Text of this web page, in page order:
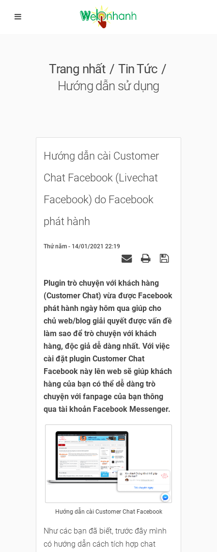
Trang nhất
Tin Tức
Hướng dẫn sử dụng
Hướng dẫn cài Customer
Chat Facebook (Livechat
Facebook) do Facebook
phát hành
Thứ năm - 14/01/2021 22:19
Plugin trò chuyện với khách hàng
(Customer Chat) vừa được Facebook
phát hành ngày hôm qua giúp cho
chủ web/blog giải quyết được vấn đề
làm sao để trò chuyện với khách
hàng, độc giả dễ dàng nhất. Với việc
cài đặt plugin Customer Chat
Facebook này lên web sẽ giúp khách
hàng của bạn có thể dễ dàng trò
chuyện với fanpage của bạn thông
qua tài khoản Facebook Messenger.
Hướng dẫn cài Customer Chat Facebook
Như các bạn đã biết, trước đây mình
có hướng dẫn cách tích hợp chat